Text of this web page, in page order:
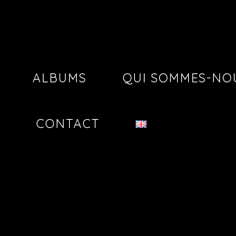
ALBUMS QUI SOMMES-
CONTACT